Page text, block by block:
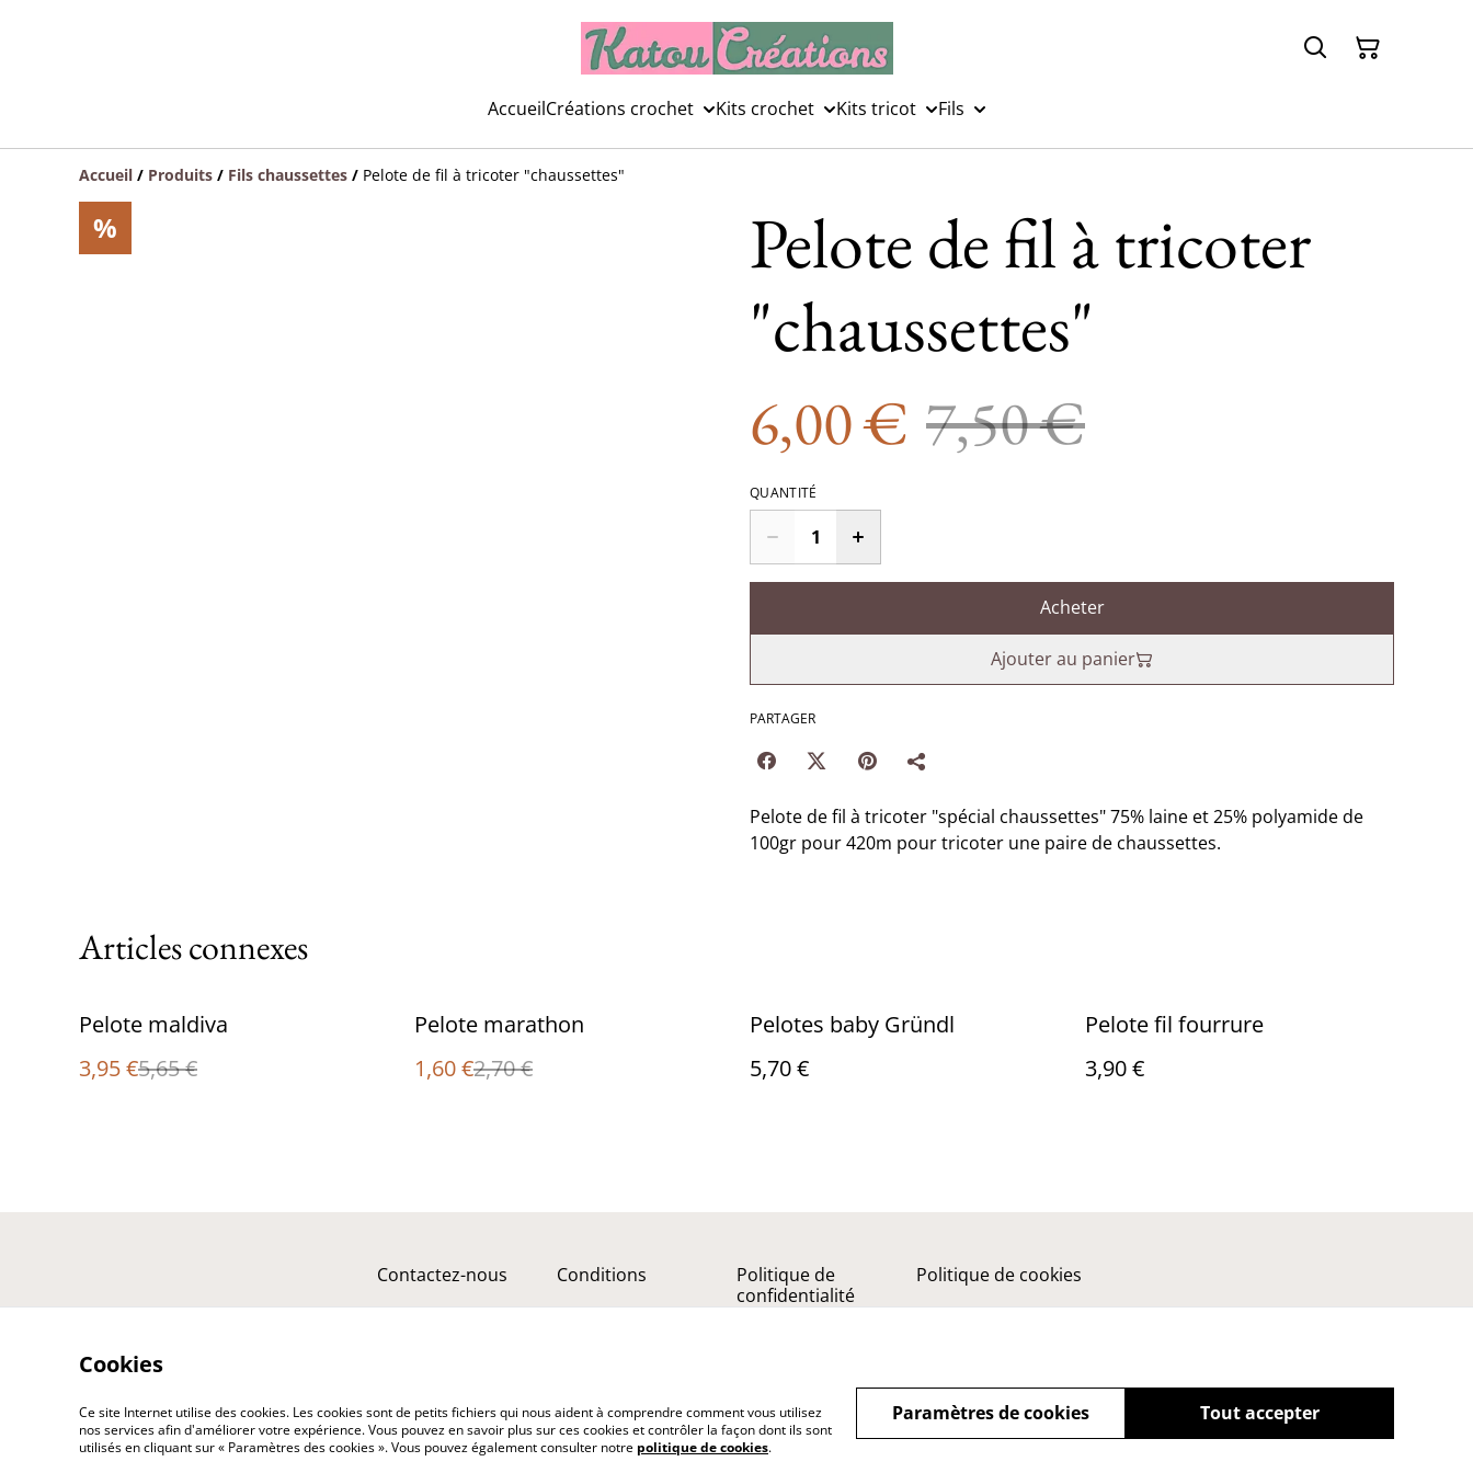
AccueilCréations crochet Kits crochet Kits tricot Fils
Accueil / Produits / Fils chaussettes / Pelote de fil à tricoter "chaussettes"
%
Pelote de fil à tricoter
"chaussettes"
6,00 € 7,50 €
QUANTITÉ
Acheter
Ajouter au panier
PARTAGER
Pelote de fil à tricoter "spécial chaussettes" 75% laine et 25% polyamide de
100gr pour 420m pour tricoter une paire de chaussettes.
Articles connexes
%
Pelote maldiva
3,95 €5,65 €
%
Pelote marathon
1,60 €2,70 €
Pelotes baby Gründl
5,70 €
Pelote fil fourrure
3,90 €
Contactez-nous Conditions
Politique de
confidentialité
Politique de cookies
©2026 katou créations
Cookies
Ce site Internet utilise des cookies. Les cookies sont de petits fichiers qui nous aident à comprendre comment vous utilisez
nos services afin d'améliorer votre expérience. Vous pouvez en savoir plus sur ces cookies et contrôler la façon dont ils sont
utilisés en cliquant sur « Paramètres des cookies ». Vous pouvez également consulter notre politique de cookies.
Tout accepter
Paramètres de cookies